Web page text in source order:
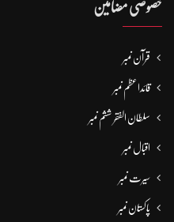
خصوصی مضامین
قرآن نمبر
قائداعظم نمبر
سلطان الفقر ششم نمبر
اقبال نمبر
سیرت نمبر
پاکستان نمبر